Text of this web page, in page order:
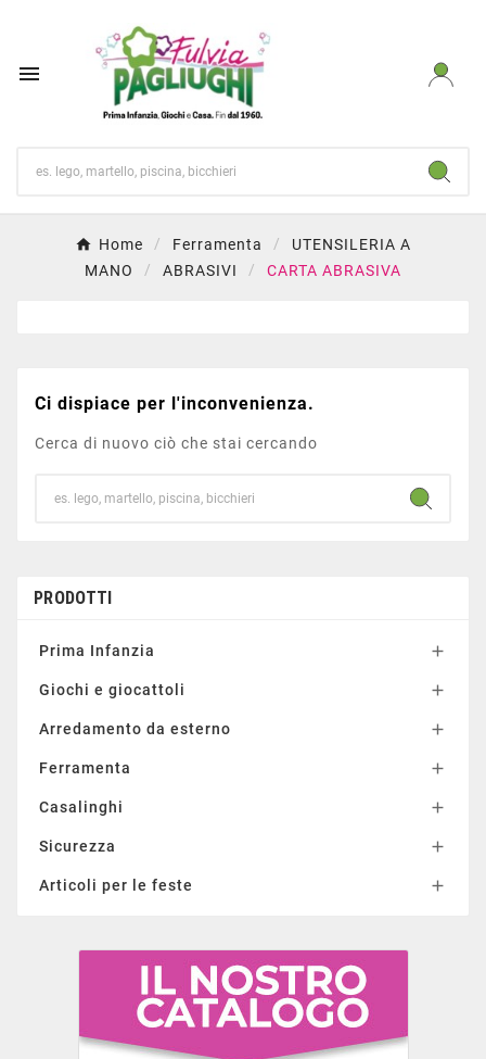

Home Ferramenta
UTENSILERIA A
MANO
ABRASIVI CARTA ABRASIVA
Ci dispiace per l'inconvenienza.
Cerca di nuovo ciò che stai cercando
PRODOTTI
Prima Infanzia 
Giochi e giocattoli 
Arredamento da esterno 
Ferramenta 
Casalinghi 
Sicurezza 
Articoli per le feste 